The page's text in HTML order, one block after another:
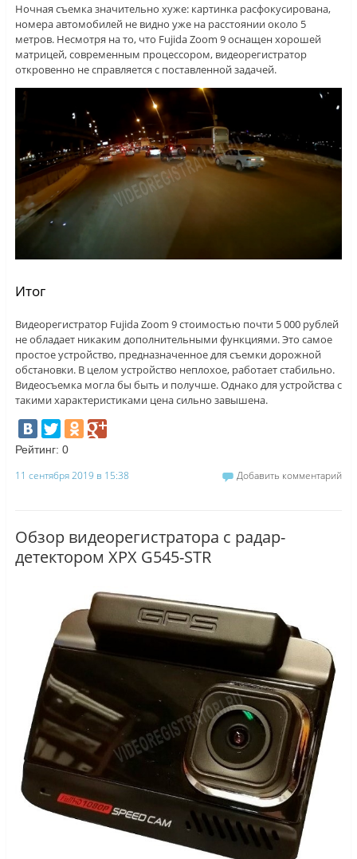
Ночная съемка значительно хуже: картинка расфокусирована,
номера автомобилей не видно уже на расстоянии около 5
метров. Несмотря на то, что Fujida Zoom 9 оснащен хорошей
матрицей, современным процессором, видеорегистратор
откровенно не справляется с поставленной задачей.
Итог
Видеорегистратор Fujida Zoom 9 стоимостью почти 5 000 рублей
не обладает никаким дополнительными функциями. Это самое
простое устройство, предназначенное для съемки дорожной
обстановки. В целом устройство неплохое, работает стабильно.
Видеосъемка могла бы быть и получше. Однако для устройства с
такими характеристиками цена сильно завышена.
Рейтинг: 0
11 сентября 2019 в 15:38 Добавить комментарий
Обзор видеорегистратора с радар-
детектором XPX G545-STR